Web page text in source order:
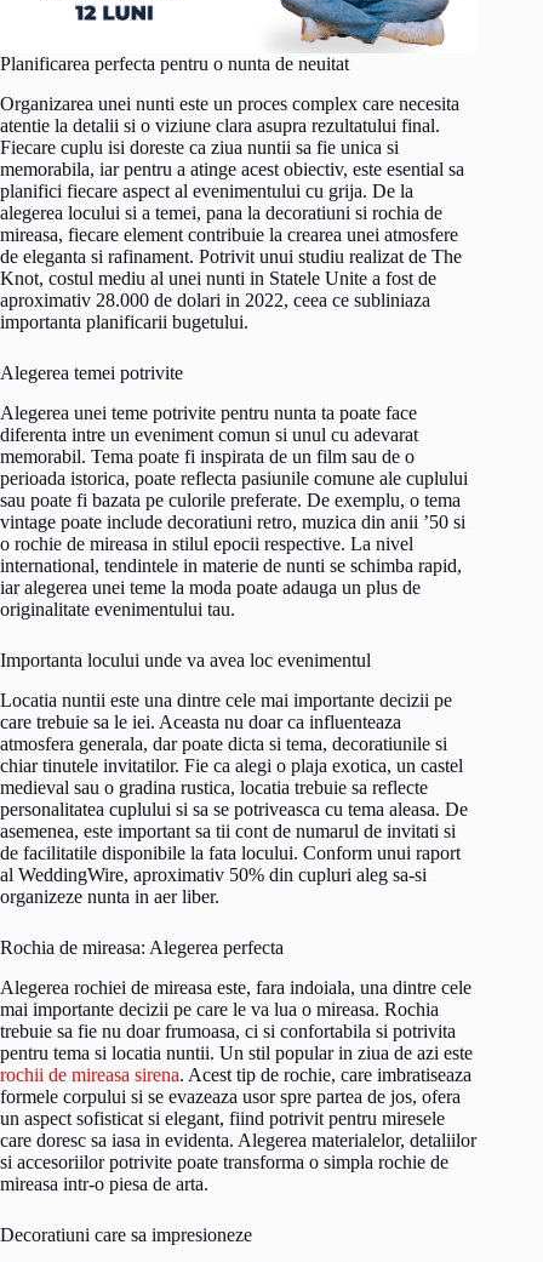
Planificarea perfecta pentru o nunta de neuitat
Organizarea unei nunti este un proces complex care necesita
atentie la detalii si o viziune clara asupra rezultatului final.
Fiecare cuplu isi doreste ca ziua nuntii sa fie unica si
memorabila, iar pentru a atinge acest obiectiv, este esential sa
planifici fiecare aspect al evenimentului cu grija. De la
alegerea locului si a temei, pana la decoratiuni si rochia de
mireasa, fiecare element contribuie la crearea unei atmosfere
de eleganta si rafinament. Potrivit unui studiu realizat de The
Knot, costul mediu al unei nunti in Statele Unite a fost de
aproximativ 28.000 de dolari in 2022, ceea ce subliniaza
importanta planificarii bugetului.
Alegerea temei potrivite
Alegerea unei teme potrivite pentru nunta ta poate face
diferenta intre un eveniment comun si unul cu adevarat
memorabil. Tema poate fi inspirata de un film sau de o
perioada istorica, poate reflecta pasiunile comune ale cuplului
sau poate fi bazata pe culorile preferate. De exemplu, o tema
vintage poate include decoratiuni retro, muzica din anii ’50 si
o rochie de mireasa in stilul epocii respective. La nivel
international, tendintele in materie de nunti se schimba rapid,
iar alegerea unei teme la moda poate adauga un plus de
originalitate evenimentului tau.
Importanta locului unde va avea loc evenimentul
Locatia nuntii este una dintre cele mai importante decizii pe
care trebuie sa le iei. Aceasta nu doar ca influenteaza
atmosfera generala, dar poate dicta si tema, decoratiunile si
chiar tinutele invitatilor. Fie ca alegi o plaja exotica, un castel
medieval sau o gradina rustica, locatia trebuie sa reflecte
personalitatea cuplului si sa se potriveasca cu tema aleasa. De
asemenea, este important sa tii cont de numarul de invitati si
de facilitatile disponibile la fata locului. Conform unui raport
al WeddingWire, aproximativ 50% din cupluri aleg sa-si
organizeze nunta in aer liber.
Rochia de mireasa: Alegerea perfecta
Alegerea rochiei de mireasa este, fara indoiala, una dintre cele
mai importante decizii pe care le va lua o mireasa. Rochia
trebuie sa fie nu doar frumoasa, ci si confortabila si potrivita
pentru tema si locatia nuntii. Un stil popular in ziua de azi este
rochii de mireasa sirena. Acest tip de rochie, care imbratiseaza
formele corpului si se evazeaza usor spre partea de jos, ofera
un aspect sofisticat si elegant, fiind potrivit pentru miresele
care doresc sa iasa in evidenta. Alegerea materialelor, detaliilor
si accesoriilor potrivite poate transforma o simpla rochie de
mireasa intr-o piesa de arta.
Decoratiuni care sa impresioneze